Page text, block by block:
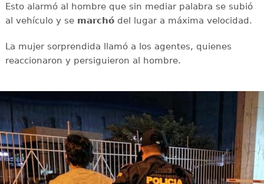
Esto alarmó al hombre que sin mediar palabra se subió
al vehículo y se marchódel lugar a máxima velocidad.
La mujer sorprendida llamó a los agentes, quienes
reaccionaron y persiguieron al hombre.